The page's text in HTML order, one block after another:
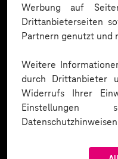
Werbung auf
Drittanbieterseiten
Partnern genutzt und
Weitere
durch Drittanbieter
Widerrufs Ihrer